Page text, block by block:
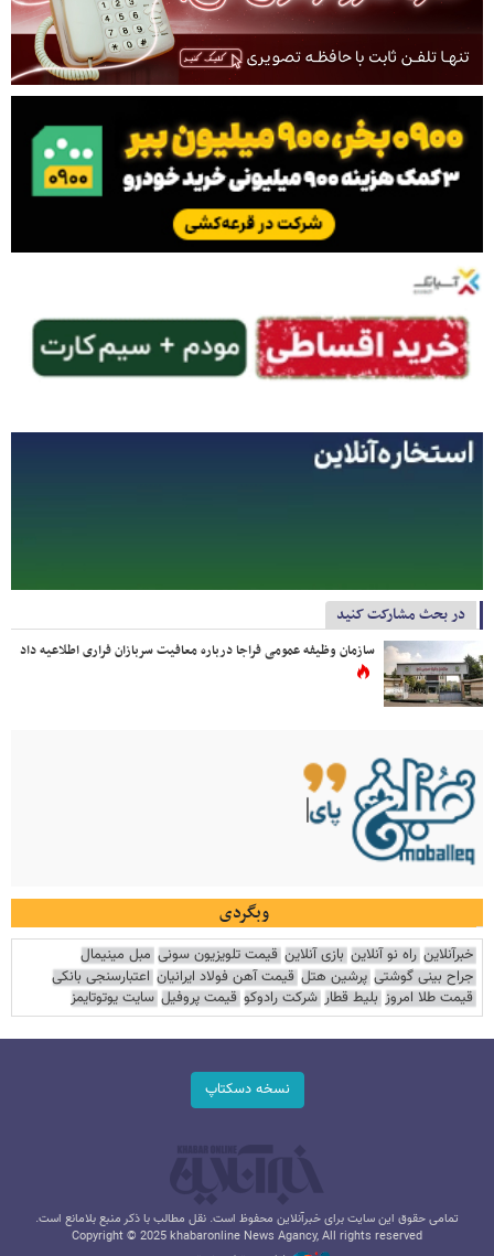
در بحث مشارکت کنید
سازمان وظیفه عمومی فراجا درباره معافیت سربازان فراری اطلاعیه داد
وبگردی
خبرآنلاین راه نو آنلاین بازی آنلاین قیمت تلویزیون سونی مبل مینیمال
جراح بینی گوشتی پرشین هتل قیمت آهن فولاد ایرانیان اعتبارسنجی بانکی
قیمت طلا امروز بلیط قطار شرکت رادوکو قیمت پروفیل سایت یوتوتایمز
نسخه دسکتاپ
تمامی حقوق این سایت برای خبرآنلاین محفوظ است. نقل مطالب با ذکر منبع بلامانع است.
Copyright © 2025 khabaronline News Agancy, All rights reserved